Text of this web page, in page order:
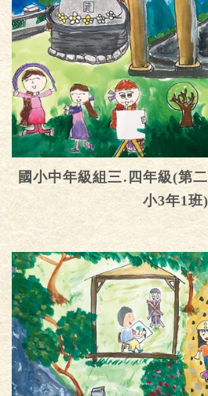
國小中年級組三.四年級(第
小3年1班)